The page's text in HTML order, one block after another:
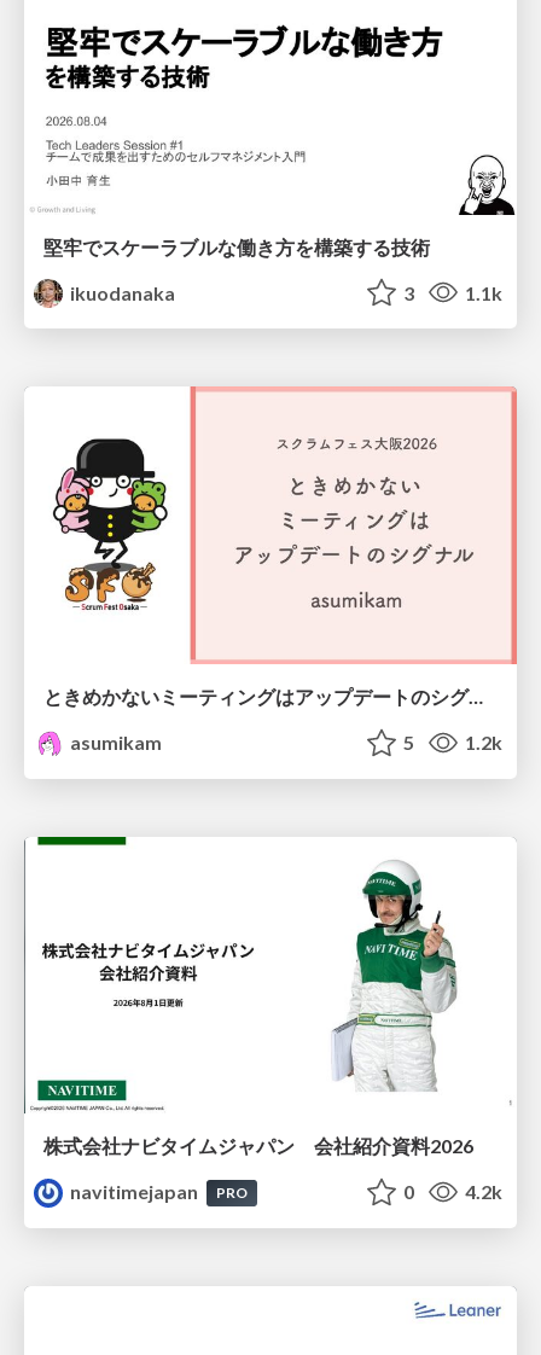
堅牢でスケーラブルな働き方を構築する技術
ikuodanaka
3 1.1k
ときめかないミーティングはアップデートのシグナル #scrumosaka
asumikam
5 1.2k
株式会社ナビタイムジャパン 会社紹介資料2026
navitimejapan
PRO 0 4.2k